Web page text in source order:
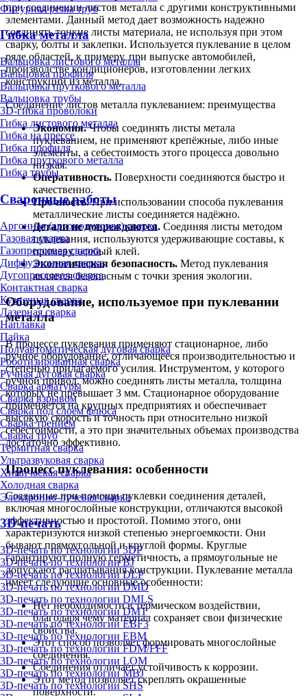
Фигурная резка труб
Гибка металла
Вальцовка листового металла
Вальцовка профиля
Вальцовка пруткового металла
Вальцовка трубы
3D-гибка проволоки
Гибка листового металла
Гибка на прессе
Гибка профиля
Гибка пруткового металла
Гибка трубы
Сварочные работы
Аргонная (аргонодуговая) сварка
Газовая сварка
Газопрессовая сварка
Диффузионная сварка
Дугопрессовая сварка
Контактная сварка
Кузнечная сварка
Лазерная сварка
Наплавка
Пайка
Полуавтоматическая дуговая сварка
Роботизированная сварка
Ручная дуговая сварка
Сварка арматуры
Сварка взрывом
Сварка под слоем флюса
Сварка трением
Сварка труб
Термитная сварка
Ультразвуковая сварка
Химическая сварка
Холодная сварка
Электронно-лучевая сварка
3D-печать
3D-печать по технологии 3DP
3D-печать по технологии BJ
3D-печать по технологии DLP
3D-печать по технологии DMD
3D-печать по технологии DMLS
3D-печать по технологии DMT
3D-печать по технологии EBF3
3D-печать по технологии EBM
3D-печать по технологии FDM/FFF
3D-печать по технологии LOM
3D-печать по технологии MBJ
3D-печать по технологии SHS
при соединении листов металла с другими конструктивными
элементами. Данный метод дает возможность надежно
соединять тонкие листы материала, не используя при этом
сварку, болты и заклепки. Используется пуклевание в целом
ряде областей, к примеру, при выпуске автомобилей,
производстве кондиционеров, изготовлении легких
конструкций из металла.
Соединение листов металла пуклеванием: преимущества
Экономия.Чтобы соединять листы метала
пуклеванием, не применяют крепёжные, либо иные
элементы, а себестоимость этого процесса довольно
низкая.
Оперативность. Поверхности соединяются быстро и
качественно.
Прочность.При использовании способа пуклевания
металлические листы соединяется надёжно.
Детали не повреждаются. Соединяя листы методом
пуклевания, используются удерживающие составы, к
примеру, особый клей.
Экологическая безопасность. Метод пуклевания
является безопасным с точки зрения экологии.
Оборудование, используемое при пуклевании
металла
В процессе пуклевания применяют стационарное, либо
ручное оборудование, отличающееся производительностью и
степенью прилагаемого усилия. Инструментом, у которого
ручной привод, можно соединять листы металла, толщина
которых не превышает 3 мм. Стационарное оборудование
применяется на крупных предприятиях и обеспечивает
высокую скорость и точность при относительно низкой
себестоимости, а это при значительных объемах производства
достаточно эффективно.
Процесс пуклевания: особенности
Созданные при помощи пуклевки соединения деталей,
включая многослойные конструкции, отличаются высокой
эффективностью и простотой. Помимо этого, они
характеризуются низкой степенью энергоемкости. Они
бывают прямоугольной и круглой формы. Круглые
гарантируют полную герметичность, а прямоугольные не
допускают расшатывания конструкции. Пуклевание металла
имеет следующие основные особенности:
Нет необходимости в термическом воздействии,
благодаря чему материал сохраняет свои физические
свойства.
Этот способ позволяет формировать многослойные
соединения.
Соединения отличает устойчивость к коррозии.
Этот метод позволяет скреплять окрашенные
поверхности.